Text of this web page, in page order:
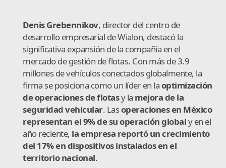
Denis Grebennikov, director del centro de
desarrollo empresarial de Wialon, destacó la
significativa expansión de la compañía en el
mercado de gestión de flotas. Con más de 3.9
millones de vehículos conectados globalmente, la
firma se posiciona como un líder en laoptimización
de operaciones de flotasy la mejora de la
seguridad vehicular. Lasoperaciones en México
representan el 9% de su operación globaly en el
año reciente, la empresa reportó un crecimiento
del 17% en dispositivos instalados en el
territorio nacional.